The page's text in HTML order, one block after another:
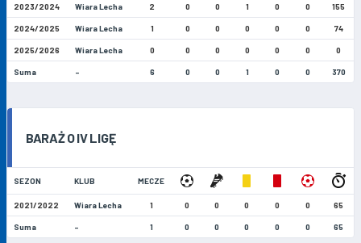
2023/2024 Wiara Lecha 2 0 0 1 0 0 155
2024/2025 Wiara Lecha 1 0 0 0 0 0 74
2025/2026 Wiara Lecha 0 0 0 0 0 0 0
Suma - 6 0 0 1 0 0 370
BARAŻ O IV LIGĘ
SEZON KLUB MECZE
2021/2022 Wiara Lecha 1 0 0 0 0 0 65
Suma - 1 0 0 0 0 0 65